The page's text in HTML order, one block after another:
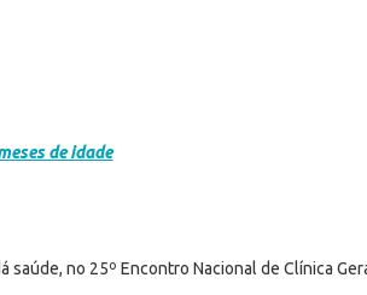
de idade
no 25º Encontro Nacional de Clínica